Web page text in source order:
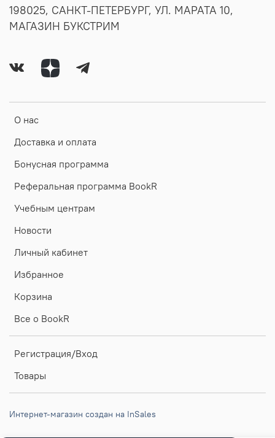
О нас
Доставка и оплата
Бонусная программа
Реферальная программа BookR
Учебным центрам
Новости
Личный кабинет
Избранное
Корзина
Все о BookR
Регистрация/Вход
Товары
198025, САНКТ-ПЕТЕРБУРГ, УЛ. МАРАТА 10,
МАГАЗИН БУКСТРИМ
Интернет-магазин создан на InSales